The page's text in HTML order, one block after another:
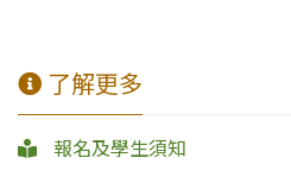
了解更多
報名及學生須知